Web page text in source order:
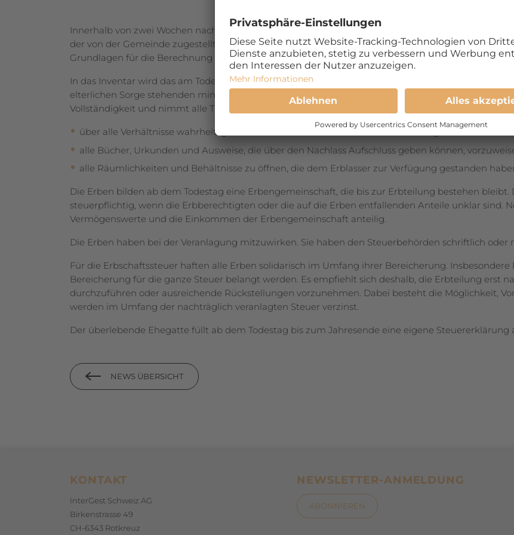
Innerhalb von zwei Wochen nach dem Tod eines Steuerpflichtigen wird ein amt­liches Inventar
der von der Ge­meinde zugestellt wird. Der Inventarfragebogen und die Steuererklärung per
Grundlagen für die Berechnung der Erbschaftssteuer.
In das Inventar wird das am Todestag bestehende Vermögen des Erblassers, seines in
elterlichen Sorge stehenden minderjährigen Kinder aufgenommen. Das zuständige
Vollständigkeit und nimmt alle Tatsachen auf, die für die Steuerveranlagung von Bedeutung sind.
über alle Verhältnisse wahrheitsgemäss Auskunft zu erteilen, die zur Feststellung der
alle Bücher, Urkunden und Ausweise, die über den Nachlass Aufschluss geben können,
alle Räumlichkeiten und Behältnisse zu öffnen, die dem Erblasser zur Verfügung gestanden
Die Erben bilden ab dem Todestag eine Erbengemeinschaft, die bis zur Erbteilung bestehen
steuerpflichtig, wenn die Erbberechtigten oder die auf die Erben entfallenden Anteile unklar sind.
Vermögenswerte und die Einkommen der Erbengemeinschaft anteilig.
Die Erben haben bei der Veranlagung mitzuwirken. Sie haben den Steuerbe­hör­den schriftlich
Für die Erbschaftssteuer haften alle Erben solidarisch im Umfang ihrer Berei­che­rung.
Bereicherung für die ganze Steuer belangt werden. Es empfiehlt sich deshalb, die Erbteilung erst
durchzuführen oder ausreichende Rückstellungen vor­zunehmen. Dabei besteht die Möglichkeit,
werden im Umfang der nachträglich veranlagten Steuer verzinst.
Der überlebende Ehegatte füllt ab dem Todestag bis zum Jahresende eine eigene Steuererklärung
NEWS ÜBERSICHT
Footerbereich
KONTAKT
InterGest Schweiz AG
Birkenstrasse 49
CH-6343 Rotkreuz
NEWSLETTER-ANMELDUNG
ABONNIEREN